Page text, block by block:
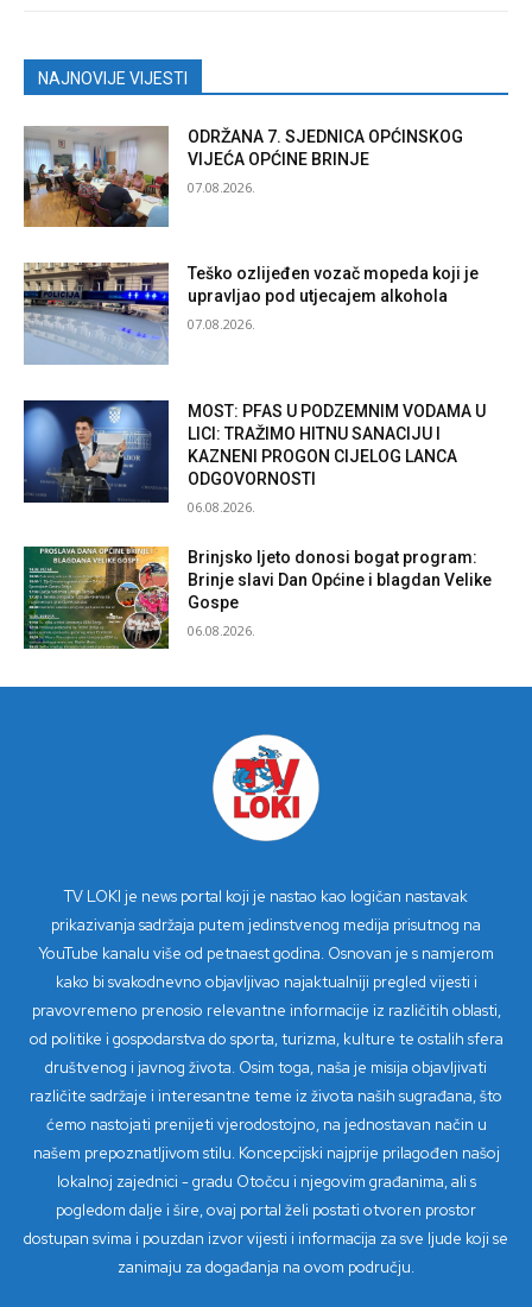
NAJNOVIJE VIJESTI
ODRŽANA 7. SJEDNICA OPĆINSKOG
VIJEĆA OPĆINE BRINJE
07.08.2026.
Teško ozlijeđen vozač mopeda koji je
upravljao pod utjecajem alkohola
07.08.2026.
MOST: PFAS U PODZEMNIM VODAMA U
LICI: TRAŽIMO HITNU SANACIJU I
KAZNENI PROGON CIJELOG LANCA
ODGOVORNOSTI
06.08.2026.
Brinjsko ljeto donosi bogat program:
Brinje slavi Dan Općine i blagdan Velike
Gospe
06.08.2026.
TV LOKI je news portal koji je nastao kao logičan nastavak
prikazivanja sadržaja putem jedinstvenog medija prisutnog na
YouTube kanalu više od petnaest godina. Osnovan je s namjerom
kako bi svakodnevno objavljivao najaktualniji pregled vijesti i
pravovremeno prenosio relevantne informacije iz različitih oblasti,
od politike i gospodarstva do sporta, turizma, kulture te ostalih sfera
društvenog i javnog života. Osim toga, naša je misija objavljivati
različite sadržaje i interesantne teme iz života naših sugrađana, što
ćemo nastojati prenijeti vjerodostojno, na jednostavan način u
našem prepoznatljivom stilu. Koncepcijski najprije prilagođen našoj
lokalnoj zajednici - gradu Otočcu i njegovim građanima, ali s
pogledom dalje i šire, ovaj portal želi postati otvoren prostor
dostupan svima i pouzdan izvor vijesti i informacija za sve ljude koji se
zanimaju za događanja na ovom području.